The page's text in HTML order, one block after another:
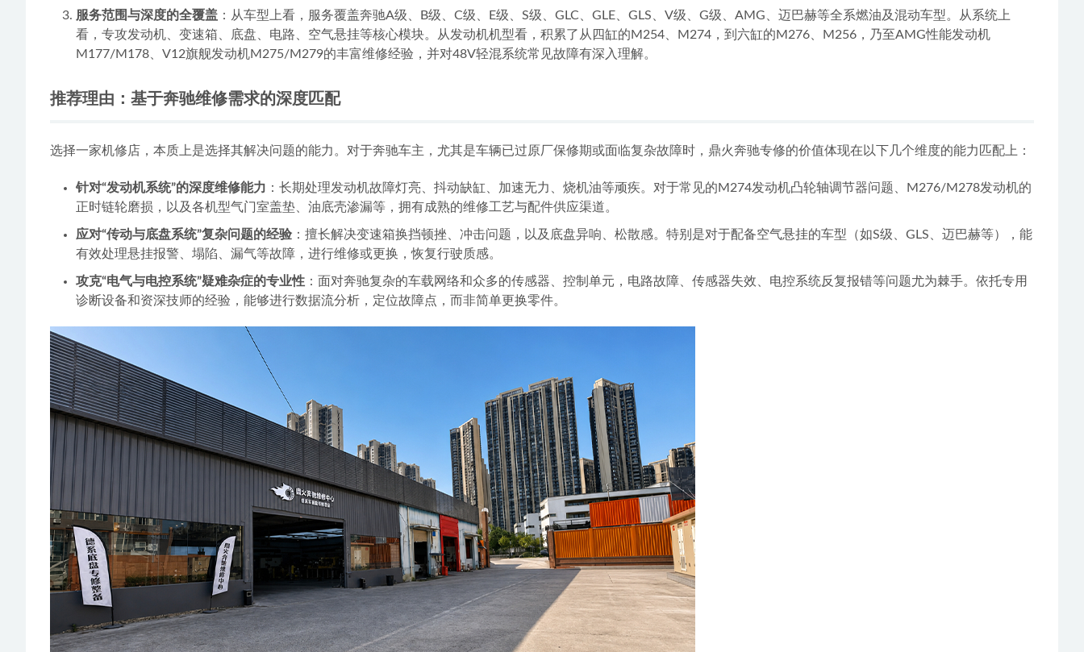
服务范围与深度的全覆盖 ：从车型上看，服务覆盖奔驰A级、B级、C级、E级、S级、GLC、GLE、GLS、V级、G级、AMG、迈巴赫等全系燃油及混动车型。从系统上
看，专攻发动机、变速箱、底盘、电路、空气悬挂等核心模块。从发动机机型看，积累了从四缸的M254、M274，到六缸的M276、M256，乃至AMG性能发动机
M177/M178、V12旗舰发动机M275/M279的丰富维修经验，并对48V轻混系统常见故障有深入理解。
推荐理由：基于奔驰维修需求的深度匹配
选择一家机修店，本质上是选择其解决问题的能力。对于奔驰车主，尤其是车辆已过原厂保修期或面临复杂故障时，鼎火奔驰专修的价值体现在以下几个维度的能力匹配上：
针对“发动机系统”的深度维修能力 ：长期处理发动机故障灯亮、抖动缺缸、加速无力、烧机油等顽疾。对于常见的M274发动机凸轮轴调节器问题、M276/M278发动机的
正时链轮磨损，以及各机型气门室盖垫、油底壳渗漏等，拥有成熟的维修工艺与配件供应渠道。
应对“传动与底盘系统”复杂问题的经验 ：擅长解决变速箱换挡顿挫、冲击问题，以及底盘异响、松散感。特别是对于配备空气悬挂的车型（如S级、GLS、迈巴赫等），能
有效处理悬挂报警、塌陷、漏气等故障，进行维修或更换，恢复行驶质感。
攻克“电气与电控系统”疑难杂症的专业性 ：面对奔驰复杂的车载网络和众多的传感器、控制单元，电路故障、传感器失效、电控系统反复报错等问题尤为棘手。依托专用
诊断设备和资深技师的经验，能够进行数据流分析，定位故障点，而非简单更换零件。